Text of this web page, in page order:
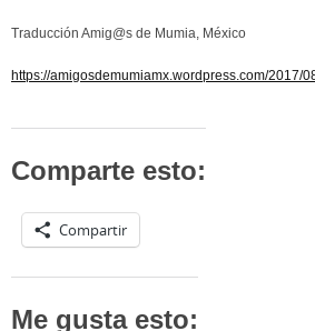
Traducción Amig@s de Mumia, México
https://amigosdemumiamx.wordpress.com/2017/
Comparte esto:
Compartir
Me gusta esto: